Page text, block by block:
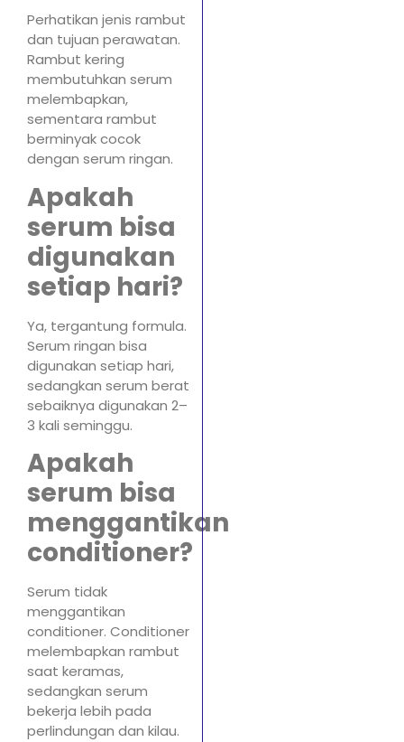
Perhatikan jenis rambut
dan tujuan perawatan.
Rambut kering
membutuhkan serum
melembapkan,
sementara rambut
berminyak cocok
dengan serum ringan.
Apakah
serum bisa
digunakan
setiap hari?
Ya, tergantung formula.
Serum ringan bisa
digunakan setiap hari,
sedangkan serum berat
sebaiknya digunakan 2–
3 kali seminggu.
Apakah
serum bisa
menggantikan
conditioner?
Serum tidak
menggantikan
conditioner. Conditioner
melembapkan rambut
saat keramas,
sedangkan serum
bekerja lebih pada
perlindungan dan kilau.